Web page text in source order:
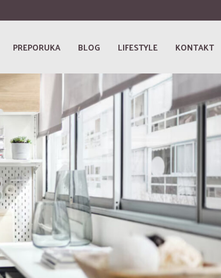
PREPORUKA BLOG LIFESTYLE KONTAKT